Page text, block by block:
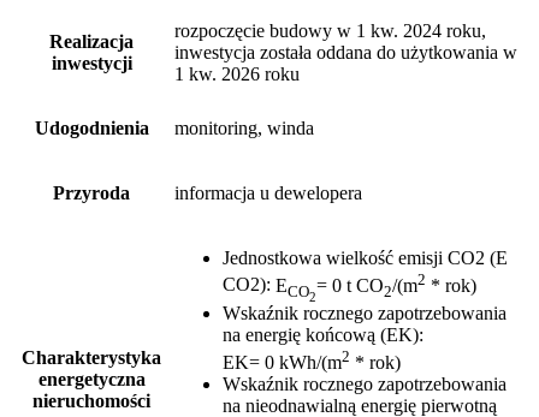
Realizacja
inwestycji
rozpoczęcie budowy w 1 kw. 2024 roku,
inwestycja została oddana do użytkowania w
1 kw. 2026 roku
Udogodnienia monitoring, winda
Przyroda informacja u dewelopera
Charakterystyka
energetyczna
nieruchomości
Jednostkowa wielkość emisji CO2 (E
CO2): ECO2
= 0 t CO2/(m2 * rok)
Wskaźnik rocznego zapotrzebowania
na energię końcową (EK):
EK= 0 kWh/(m2 * rok)
Wskaźnik rocznego zapotrzebowania
na nieodnawialną energię pierwotną